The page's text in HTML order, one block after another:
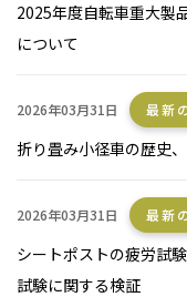
2025年度自転車重大製
について
2026年03月31日 最新
折り畳み小径車の歴史
2026年03月31日 最新
シートポストの疲労試
試験に関する検証